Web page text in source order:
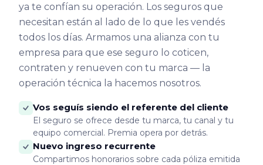
ya te confían su operación. Los seguros que
necesitan están al lado de lo que les vendés
todos los días. Armamos una alianza con tu
empresa para que ese seguro lo coticen,
contraten y renueven con tu marca — la
operación técnica la hacemos nosotros.
Vos seguís siendo el referente del cliente
El seguro se ofrece desde tu marca, tu canal y tu
equipo comercial. Premia opera por detrás.
Nuevo ingreso recurrente
Compartimos honorarios sobre cada póliza emitida